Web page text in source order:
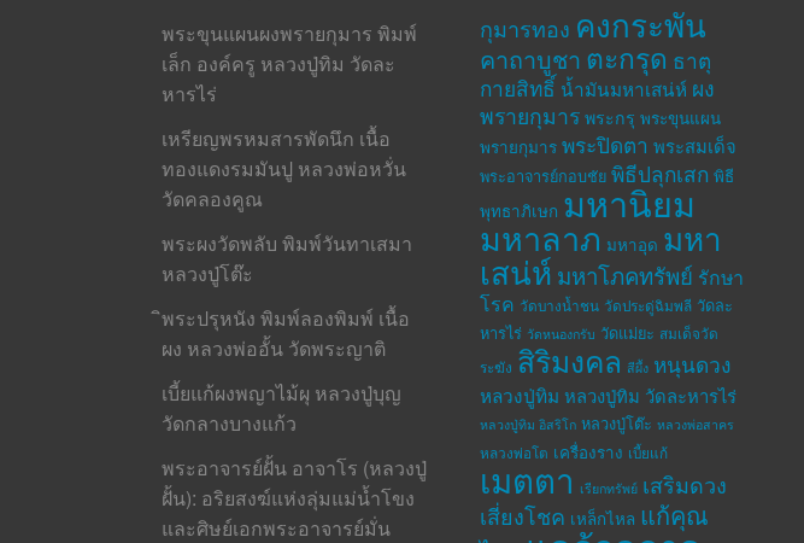
พระขุนแผนผงพรายกุมาร พิมพ์
เล็ก องค์ครู หลวงปู่ทิม วัดละ
หารไร่
เหรียญพรหมสารพัดนึก เนื้อ
ทองแดงรมมันปู หลวงพ่อหวั่น
วัดคลองคูณ
พระผงวัดพลับ พิมพ์วันทาเสมา
หลวงปู่โต๊ะ
ิพระปรุหนัง พิมพ์ลองพิมพ์ เนื้อ
ผง หลวงพ่ออั้น วัดพระญาติ
เบี้ยแก้ผงพญาไม้ผุ หลวงปู่บุญ
วัดกลางบางแก้ว
พระอาจารย์ฝั้น อาจาโร (หลวงปู่
ฝั้น): อริยสงฆ์แห่งลุ่มแม่น้ำโขง
และศิษย์เอกพระอาจารย์มั่น
กุมารทอง คงกระพัน
คาถาบูชา ตะกรุด ธาตุ
กายสิทธิ์ น้ำมันมหาเสน่ห์ ผง
พรายกุมาร พระกรุ พระขุนแผน
พรายกุมาร พระปิดตา พระสมเด็จ
พระอาจารย์กอบชัย พิธีปลุกเสก พิธี
พุทธาภิเษก มหานิยม
มหาลาภ มหาอุด มหา
เสน่ห์ มหาโภคทรัพย์ รักษา
โรค วัดบางน้ำชน วัดประดู่ฉิมพลี วัดละ
หารไร่ วัดหนองกรับ วัดแม่ยะ สมเด็จวัด
ระฆัง สิริมงคล สีผึ้ง หนุนดวง
หลวงปู่ทิม หลวงปู่ทิม วัดละหารไร่
หลวงปู่ทิม อิสริโก หลวงปู่โต๊ะ หลวงพ่อสาคร
หลวงพ่อโต เครื่องราง เบี้ยแก้
เมตตา เรียกทรัพย์ เสริมดวง
เสี่ยงโชค เหล็กไหล แก้คุณ